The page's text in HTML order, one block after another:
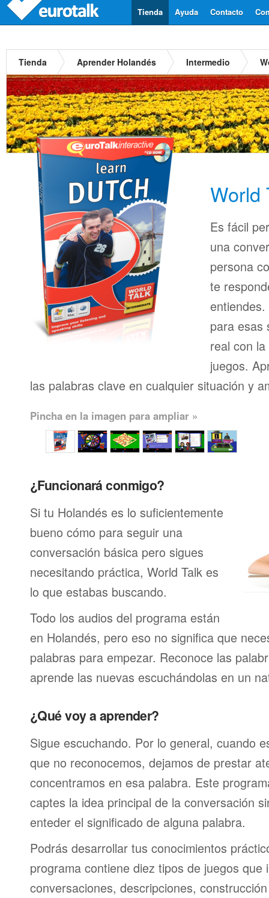
Contacto
Ayuda
Tienda
Tienda Aprender Holandés Intermedio
World
Es fácil
una
persona
te
para esas
real con
juegos.
las palabras clave en cualquier situación y
Pincha en la imagen para ampliar »
¿Funcionará conmigo?
Si tu Holandés es lo suficientemente
bueno cómo para seguir una
conversación básica pero sigues
necesitando práctica, World Talk es
lo que estabas buscando.
Todo los audios del programa están
en Holandés, pero eso no significa que
palabras para empezar. Reconoce las
aprende las nuevas escuchándolas en un
¿Qué voy a aprender?
Sigue escuchando. Por lo general, cuando
que no reconocemos, dejamos de prestar
concentramos en esa palabra. Este
captes la idea principal de la conversación
enteder el significado de alguna palabra.
Podrás desarrollar tus conocimientos
programa contiene diez tipos de juegos que
conversaciones, descripciones,